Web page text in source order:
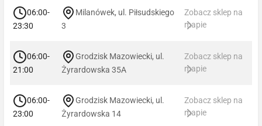
06:00-
23:30
Milanówek, ul. Piłsudskiego
3
Zobacz sklep na
mapie
06:00-
21:00
Grodzisk Mazowiecki, ul.
Żyrardowska 35A
Zobacz sklep na
mapie
06:00-
23:00
Grodzisk Mazowiecki, ul.
Żyrardowska 14
Zobacz sklep na
mapie